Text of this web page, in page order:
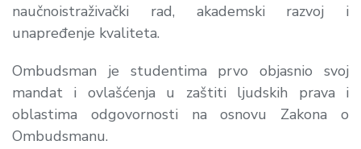
naučnoistraživački rad, akademski razvoj i
unapređenje kvaliteta.
Ombudsman je studentima prvo objasnio svoj
mandat i ovlašćenja u zaštiti ljudskih prava i
oblastima odgovornosti na osnovu Zakona o
Ombudsmanu.